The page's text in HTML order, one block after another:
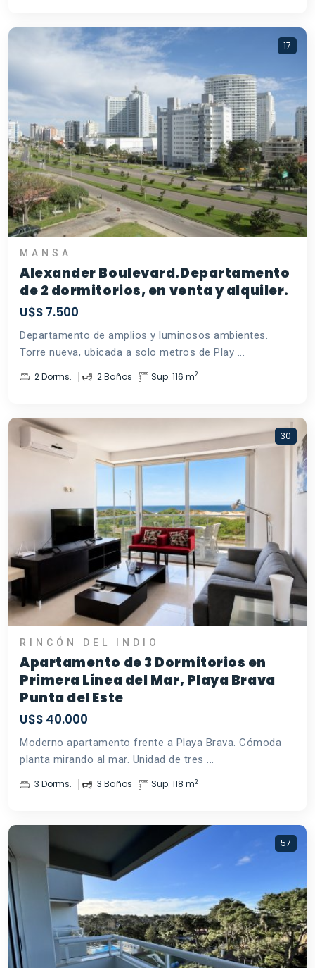
17
MANSA
Alexander Boulevard.Departamento
de 2 dormitorios, en venta y alquiler.
U$S 7.500
Departamento de amplios y luminosos ambientes.
Torre nueva, ubicada a solo metros de Play ...
2 Dorms. 2 Baños Sup. 116 m2
30
RINCÓN DEL INDIO
Apartamento de 3 Dormitorios en
Primera Línea del Mar, Playa Brava
Punta del Este
U$S 40.000
Moderno apartamento frente a Playa Brava. Cómoda
planta mirando al mar. Unidad de tres ...
3 Dorms. 3 Baños Sup. 118 m2
57